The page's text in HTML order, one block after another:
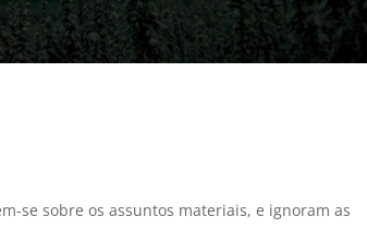
se sobre os assuntos materiais, e ignoram as